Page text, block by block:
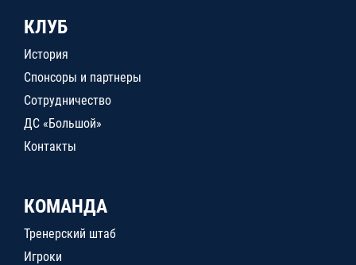
КЛУБ
История
Спонсоры и партнеры
Сотрудничество
ДС «Большой»
Контакты
КОМАНДА
Тренерский штаб
Игроки